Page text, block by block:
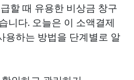
할 때 유용한 비상금 창구
니다. 오늘은 이 소액결제
용하는 방법을 단계별로 알